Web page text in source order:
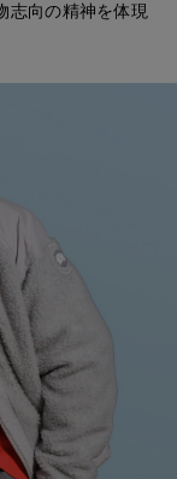
志向の精神を体現